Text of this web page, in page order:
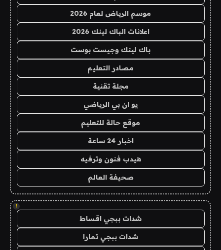
موسم الرياض لعام 2026
اعلانات الباك لينك 2026
باك لينك وجيست بوست
مصادر التعليم
مجلة تقنية
يو ان بي الرياضي
موقع حالة للتعليم
اخبار 24 ساعة
هيدب فنون وترفيه
صحيفة العالم
!
شدات ببجي اقساط
شدات ببجي تمارا